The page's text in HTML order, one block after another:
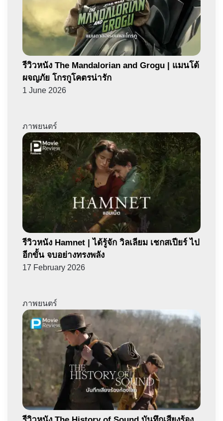
รีวิวหนัง The Mandalorian and Grogu | แมนโด้
ผจญภัย โกรกูโคตรน่ารัก
1 June 2026
ภาพยนตร์
รีวิวหนัง Hamnet | ได้รู้จัก วิลเลียม เชกสเปียร์ ไป
อีกขั้น จบอย่างทรงพลัง
17 February 2026
ภาพยนตร์